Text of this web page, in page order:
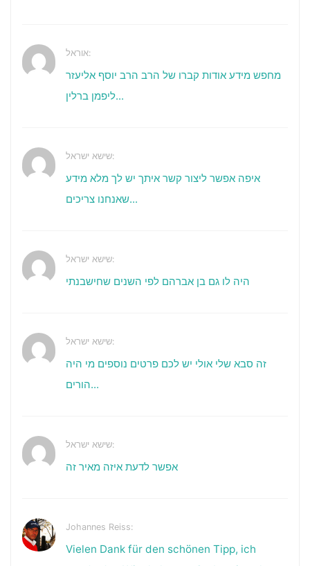
אוראל:
מחפש מידע אודות קברו של הרב הרב יוסף אליעזר
ליפמן ברלין...
שישא ישראל:
איפה אפשר ליצור קשר איתך יש לך מלא מידע
שאנחנו צריכים...
שישא ישראל:
היה לו גם בן אברהם לפי השנים שחישבנתי
שישא ישראל:
זה סבא שלי אולי יש לכם פרטים נוספים מי היה
הורים...
שישא ישראל:
אפשר לדעת איזה מאיר זה
Johannes Reiss:
Vielen Dank für den schönen Tipp, ich